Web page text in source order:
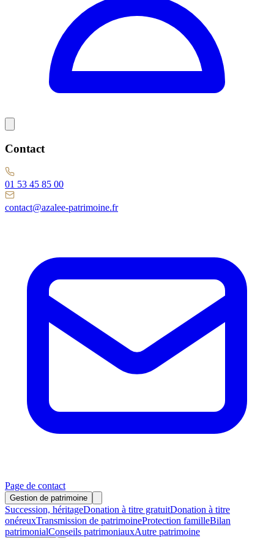
Contact
01 53 45 85 00
contact@azalee-patrimoine.fr
Page de contact
Gestion de patrimoine
Succession, héritageDonation à titre gratuitDonation à titre
onéreuxTransmission de patrimoineProtection familleBilan
patrimonialConseils patrimoniauxAutre patrimoine